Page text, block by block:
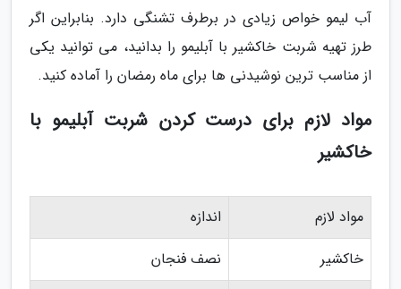
آب لیمو خواص زیادی در برطرف تشنگی دارد. بنابراین اگر
طرز تهیه شربت خاکشیر با آبلیمو را بدانید، می توانید یکی
از مناسب ترین نوشیدنی ها برای ماه رمضان را آماده کنید.
مواد لازم برای درست کردن شربت آبلیمو با
خاکشیر
مواد لازم
اندازه
خاکشیر
نصف فنجان